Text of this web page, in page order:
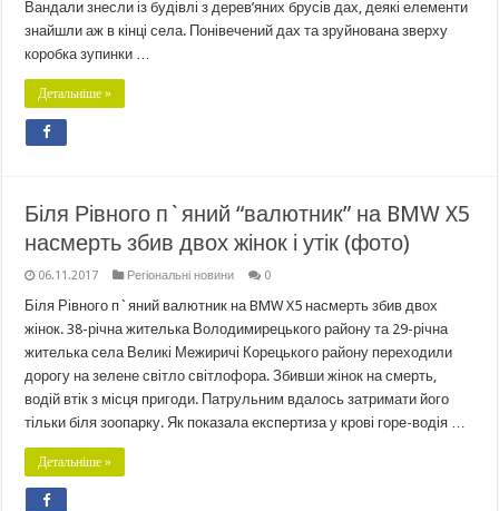
Вандали знесли із будівлі з дерев’яних брусів дах, деякі елементи
знайшли аж в кінці села. Понівечений дах та зруйнована зверху
коробка зупинки …
Детальніше »
Біля Рівного п`яний “валютник” на BMW X5
насмерть збив двох жінок і утік (фото)
06.11.2017 Регіональні новини 0
Біля Рівного п`яний валютник на BMW X5 насмерть збив двох
жінок. 38-річна жителька Володимирецького району та 29-річна
жителька села Великі Межиричі Корецького району переходили
дорогу на зелене світло світлофора. Збивши жінок на смерть,
водій втік з місця пригоди. Патрульним вдалось затримати його
тільки біля зоопарку. Як показала експертиза у крові горе-водія …
Детальніше »